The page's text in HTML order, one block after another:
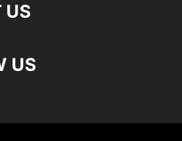
US
US